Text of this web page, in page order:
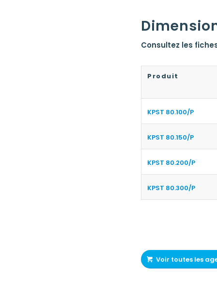
Consultez les
Produit
KPST 80.100/P
KPST 80.150/P
KPST 80.200/P
KPST 80.300/P
Voir toutes les